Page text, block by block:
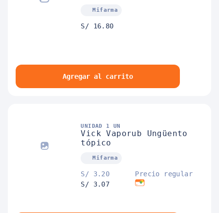
Mifarma
S/ 16.80
Agregar al carrito
UNIDAD 1 UN
Vick Vaporub Ungüento
tópico
Mifarma
S/ 3.20
Precio regular
S/ 3.07